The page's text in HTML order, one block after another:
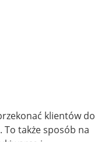
klientów do
także sposób na